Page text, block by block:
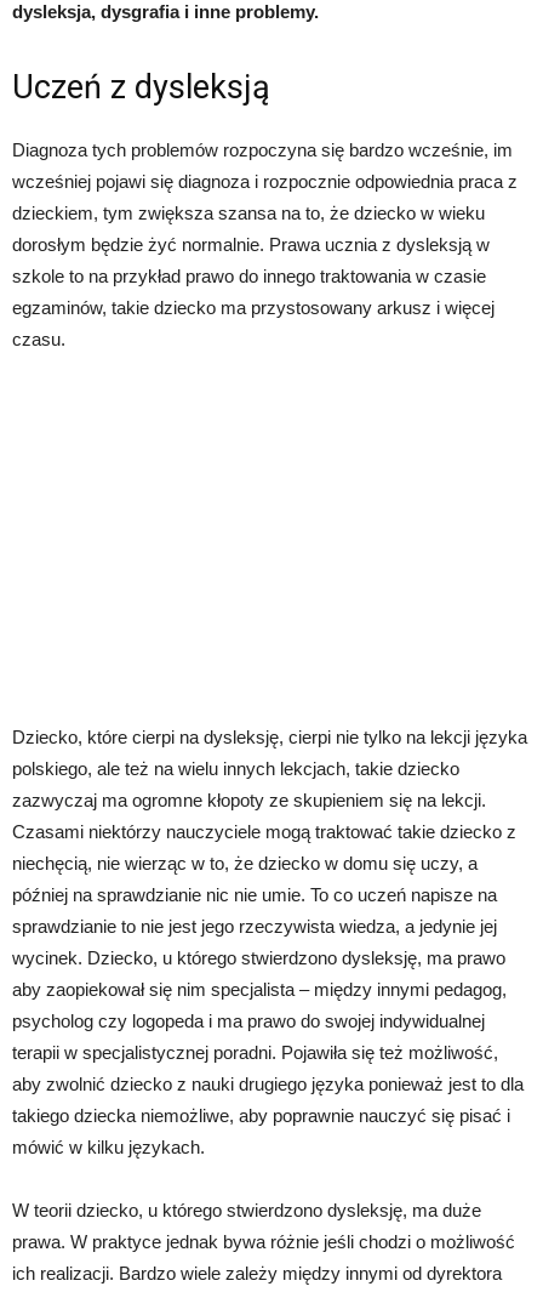
dysleksja, dysgrafia i inne problemy.
Uczeń z dysleksją
Diagnoza tych problemów rozpoczyna się bardzo wcześnie, im
wcześniej pojawi się diagnoza i rozpocznie odpowiednia praca z
dzieckiem, tym zwiększa szansa na to, że dziecko w wieku
dorosłym będzie żyć normalnie. Prawa ucznia z dysleksją w
szkole to na przykład prawo do innego traktowania w czasie
egzaminów, takie dziecko ma przystosowany arkusz i więcej
czasu.
Dziecko, które cierpi na dysleksję, cierpi nie tylko na lekcji języka
polskiego, ale też na wielu innych lekcjach, takie dziecko
zazwyczaj ma ogromne kłopoty ze skupieniem się na lekcji.
Czasami niektórzy nauczyciele mogą traktować takie dziecko z
niechęcią, nie wierząc w to, że dziecko w domu się uczy, a
później na sprawdzianie nic nie umie. To co uczeń napisze na
sprawdzianie to nie jest jego rzeczywista wiedza, a jedynie jej
wycinek. Dziecko, u którego stwierdzono dysleksję, ma prawo
aby zaopiekował się nim specjalista – między innymi pedagog,
psycholog czy logopeda i ma prawo do swojej indywidualnej
terapii w specjalistycznej poradni. Pojawiła się też możliwość,
aby zwolnić dziecko z nauki drugiego języka ponieważ jest to dla
takiego dziecka niemożliwe, aby poprawnie nauczyć się pisać i
mówić w kilku językach.
W teorii dziecko, u którego stwierdzono dysleksję, ma duże
prawa. W praktyce jednak bywa różnie jeśli chodzi o możliwość
ich realizacji. Bardzo wiele zależy między innymi od dyrektora